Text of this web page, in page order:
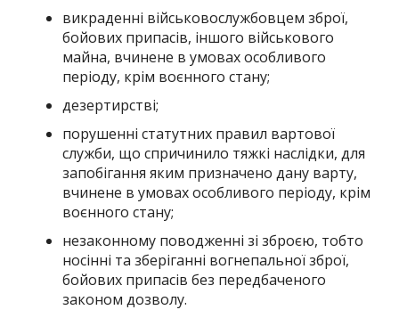
викраденні військовослужбовцем зброї,
бойових припасів, іншого військового
майна, вчинене в умовах особливого
періоду, крім воєнного стану;
дезертирстві;
порушенні статутних правил вартової
служби, що спричинило тяжкі наслідки, для
запобігання яким призначено дану варту,
вчинене в умовах особливого періоду, крім
воєнного стану;
незаконному поводженні зі зброєю, тобто
носінні та зберіганні вогнепальної зброї,
бойових припасів без передбаченого
законом дозволу.